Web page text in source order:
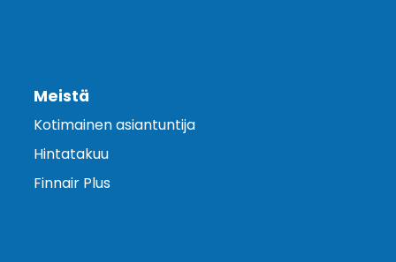
Meistä
Kotimainen asiantuntija
Hintatakuu
Finnair Plus